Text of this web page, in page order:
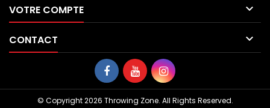
VOTRE COMPTE 
CONTACT 
© Copyright 2026 Throwing Zone. All Rights Reserved.